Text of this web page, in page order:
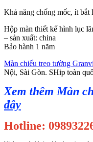
Khả năng chống mốc, ít bắt
Hộp màn thiết kế hình lục
– sản xuất: china
Bảo hành 1 năm
Màn chiếu treo tường
Nội, Sài Gòn. SHip toàn
Xem thêm Màn
đây
Hotline: